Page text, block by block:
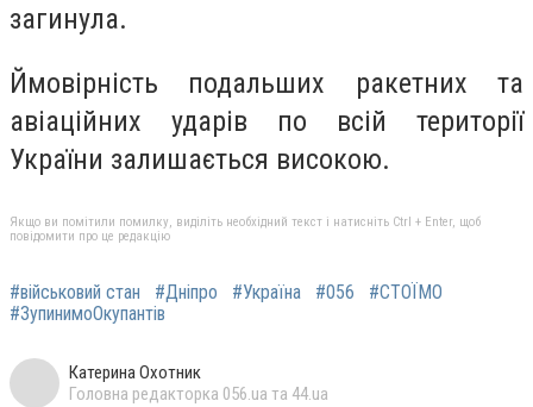
загинула.
Ймовірність подальших ракетних та
авіаційних ударів по всій території
України залишається високою.
Якщо ви помітили помилку, виділіть необхідний текст і натисніть Ctrl + Enter, щоб
повідомити про це редакцію
#військовий стан #Дніпро #Україна #056
#СТОЇМО
#ЗупинимоОкупантів
Катерина Охотник
Головна редакторка 056.ua та 44.ua